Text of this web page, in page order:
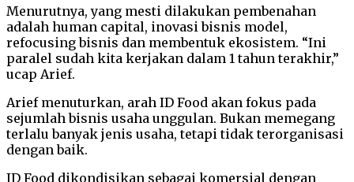
Menurutnya, yang mesti dilakukan pembenahan
adalah human capital, inovasi bisnis model,
refocusing bisnis dan membentuk ekosistem. “Ini
paralel sudah kita kerjakan dalam 1 tahun terakhir,”
ucap Arief.
Arief menuturkan, arah ID Food akan fokus pada
sejumlah bisnis usaha unggulan. Bukan memegang
terlalu banyak jenis usaha, tetapi tidak terorganisasi
dengan baik.
ID Food dikondisikan sebagai komersial dengan